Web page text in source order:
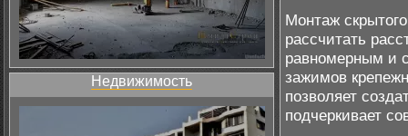
Недвижимость
Монтаж
рассчитать
равномерным и
зажимов
позволяет
подчеркивает